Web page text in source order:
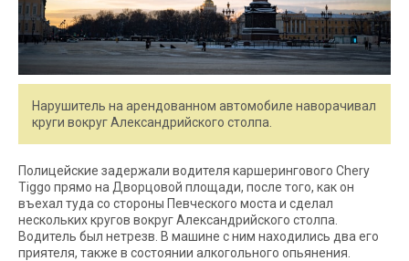
Нарушитель на арендованном автомобиле наворачивал
круги вокруг Александрийского столпа.
Полицейские задержали водителя каршерингового Chery
Tiggo прямо на Дворцовой площади, после того, как он
въехал туда со стороны Певческого моста и сделал
нескольких кругов вокруг Александрийского столпа.
Водитель был нетрезв. В машине с ним находились два его
приятеля, также в состоянии алкогольного опьянения.